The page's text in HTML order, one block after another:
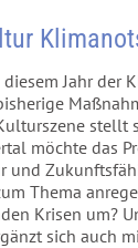
Jahr der
möchte das
und
Thema
Krisen um?
sich auch